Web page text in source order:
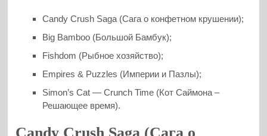
Candy Crush Saga (Сага о конфетном крушении);
Big Bamboo (Большой Бамбук);
Fishdom (Рыбное хозяйство);
Empires & Puzzles (Империи и Пазлы);
Simon’s Cat — Crunch Time (Кот Саймона –
Решающее время).